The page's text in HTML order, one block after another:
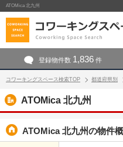
ATOMica 北九州
登録物件数 1,836 件
コワーキングスペース検索TOP 都道府県別
ATOMica 北九州
ATOMica 北九州の物件